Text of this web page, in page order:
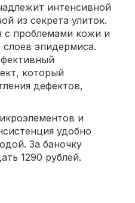
интенсивной
из секрета улиток.
с проблемами кожи и
слоев эпидермиса.
который
дефектов,
и
удобно
За баночку
1290 рублей.